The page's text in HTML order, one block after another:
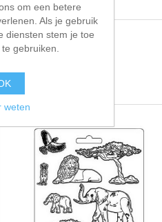
om een betere
Als je gebruik
diensten stem je toe
gebruiken.
weten